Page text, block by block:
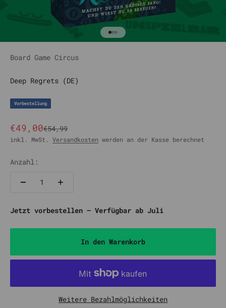
Gehe zu Element 1
Gehe zu Element 2
Gehe zu Element 3
Board Game Circus
Deep Regrets (DE)
Vorbestellung
Angebot
€49,00Regulärer Preis
€54,99
inkl. MwSt. Versandkosten werden an der Kasse berechnet
Anzahl:
Jetzt vorbestellen – Verfügbar ab Juli
In den Warenkorb
Weitere Bezahlmöglichkeiten